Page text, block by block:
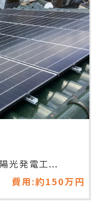
光発電工...
費用:約150万円